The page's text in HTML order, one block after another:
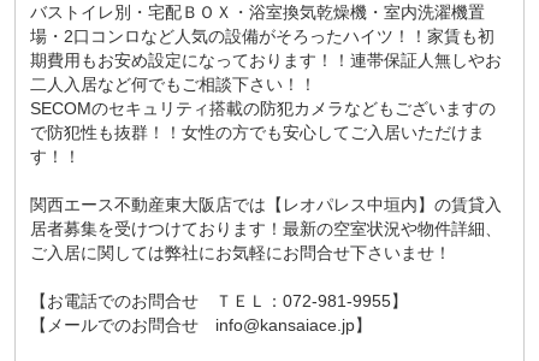
バストイレ別・宅配ＢＯＸ・浴室換気乾燥機・室内洗濯機置
場・2口コンロなど人気の設備がそろったハイツ！！家賃も初
期費用もお安め設定になっております！！連帯保証人無しやお
二人入居など何でもご相談下さい！！
SECOMのセキュリティ搭載の防犯カメラなどもございますの
で防犯性も抜群！！女性の方でも安心してご入居いただけま
す！！
関西エース不動産東大阪店では【レオパレス中垣内】の賃貸入
居者募集を受けつけております！最新の空室状況や物件詳細、
ご入居に関しては弊社にお気軽にお問合せ下さいませ！
【お電話でのお問合せ ＴＥＬ：072-981-9955】
【メールでのお問合せ info@kansaiace.jp】